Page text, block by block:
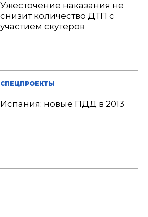
Ужесточение наказания не
снизит количество ДТП с
участием скутеров
СПЕЦПРОЕКТЫ
Испания: новые ПДД в 2013